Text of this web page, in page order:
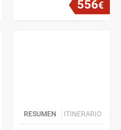
556€
RESUMEN ITINERARIO